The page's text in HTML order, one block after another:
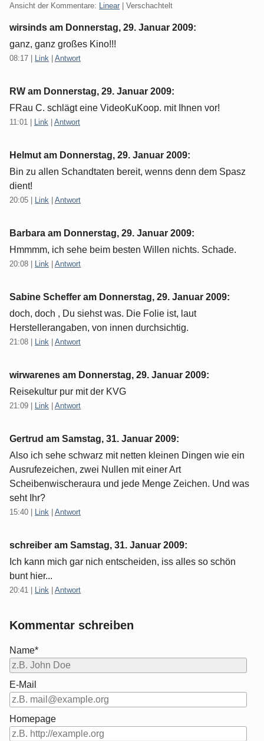
Ansicht der Kommentare: Linear | Verschachtelt
wirsinds am Donnerstag, 29. Januar 2009:
ganz, ganz großes Kino!!!
08:17 Link Antwort
RW am Donnerstag, 29. Januar 2009:
FRau C. schlägt eine VideoKuKoop. mit Ihnen vor!
11:01 Link Antwort
Helmut am Donnerstag, 29. Januar 2009:
Bin zu allen Schandtaten bereit, wenns denn dem Spasz
dient!
20:05 Link Antwort
Barbara am Donnerstag, 29. Januar 2009:
Hmmmm, ich sehe beim besten Willen nichts. Schade.
20:08 Link Antwort
Sabine Scheffer am Donnerstag, 29. Januar 2009:
doch, doch , Du siehst was. Die Folie ist, laut
Herstellerangaben, von innen durchsichtig.
21:08 Link Antwort
wirwarenes am Donnerstag, 29. Januar 2009:
Reisekultur pur mit der KVG
21:09 Link Antwort
Gertrud am Samstag, 31. Januar 2009:
Also ich sehe schwarz mit netten kleinen Dingen wie ein
Ausrufezeichen, zwei Nullen mit einer Art
Scheibenwischeraura und jede Menge Zeichen. Und was
seht Ihr?
15:40 Link Antwort
schreiber am Samstag, 31. Januar 2009:
Ich kann mich gar nich entscheiden, iss alles so schön
bunt hier...
20:41 Link Antwort
Kommentar schreiben
Name*
E-Mail
Homepage